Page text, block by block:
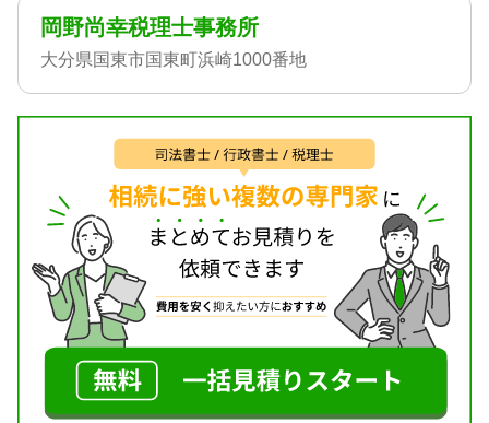
岡野尚幸税理士事務所
大分県国東市国東町浜崎1000番地